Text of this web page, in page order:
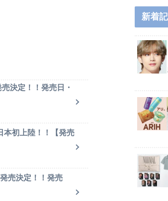
決定！！発売日・
本初上陸！！【発売
売決定！！発売
新着